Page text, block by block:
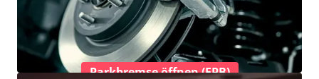
Parkbremse öffnen (EPB)